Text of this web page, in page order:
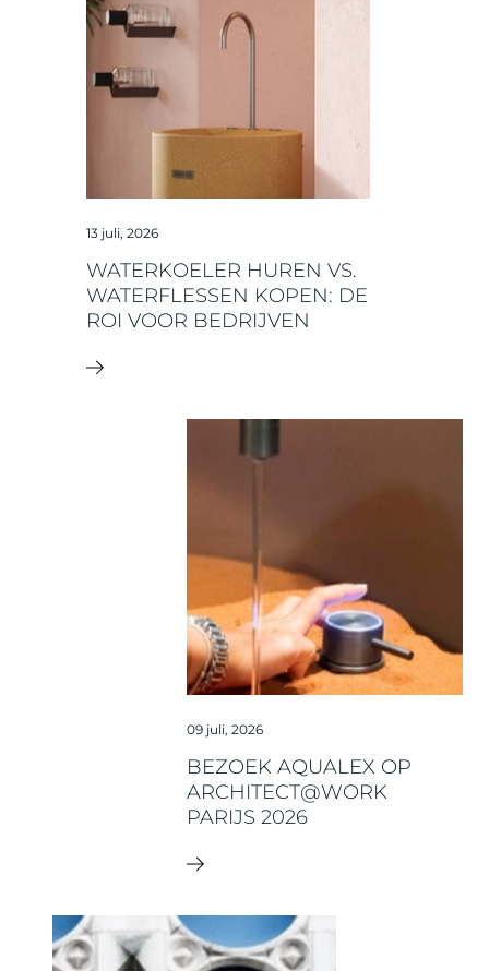
13 juli, 2026
WATERKOELER HUREN VS.
WATERFLESSEN KOPEN: DE
ROI VOOR BEDRIJVEN
09 juli, 2026
BEZOEK AQUALEX OP
ARCHITECT@WORK
PARIJS 2026